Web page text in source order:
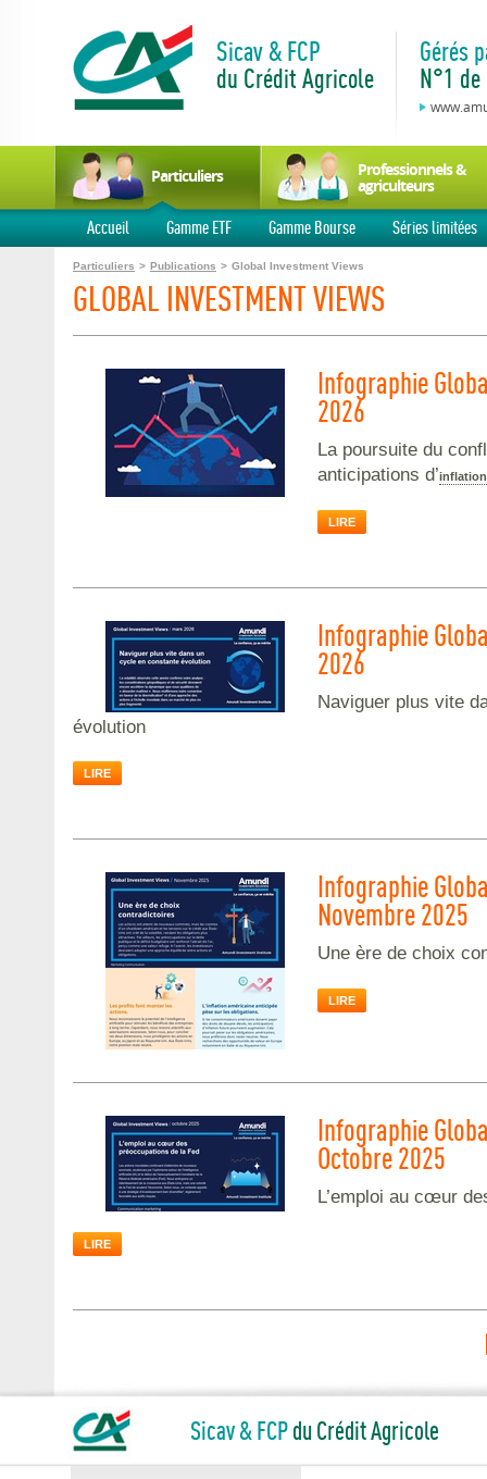
Sicav & FCP
du Crédit Agricole
Gérés
N°1
Particuliers Professionnels &
agriculteurs
Accueil Gamme ETF Gamme Bourse Séries limitées
Particuliers > Publications > Global Investment Views
GLOBAL INVESTMENT VIEWS
Infographie
2026
La poursuite du
anticipations d’inflation
LIRE
Infographie
2026
Naviguer plus vite
évolution
LIRE
Infographie
Novembre 2025
Une ère de choix
LIRE
Infographie
Octobre 2025
L’emploi au cœur
LIRE
Sicav & FCPdu Crédit Agricole